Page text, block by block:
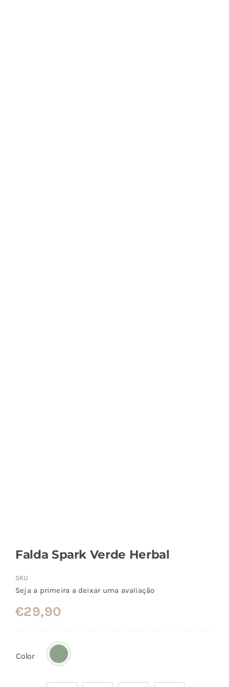
Falda Spark Verde Herbal
SKU
Seja a primeira a deixar uma avaliação
€29,90
Color